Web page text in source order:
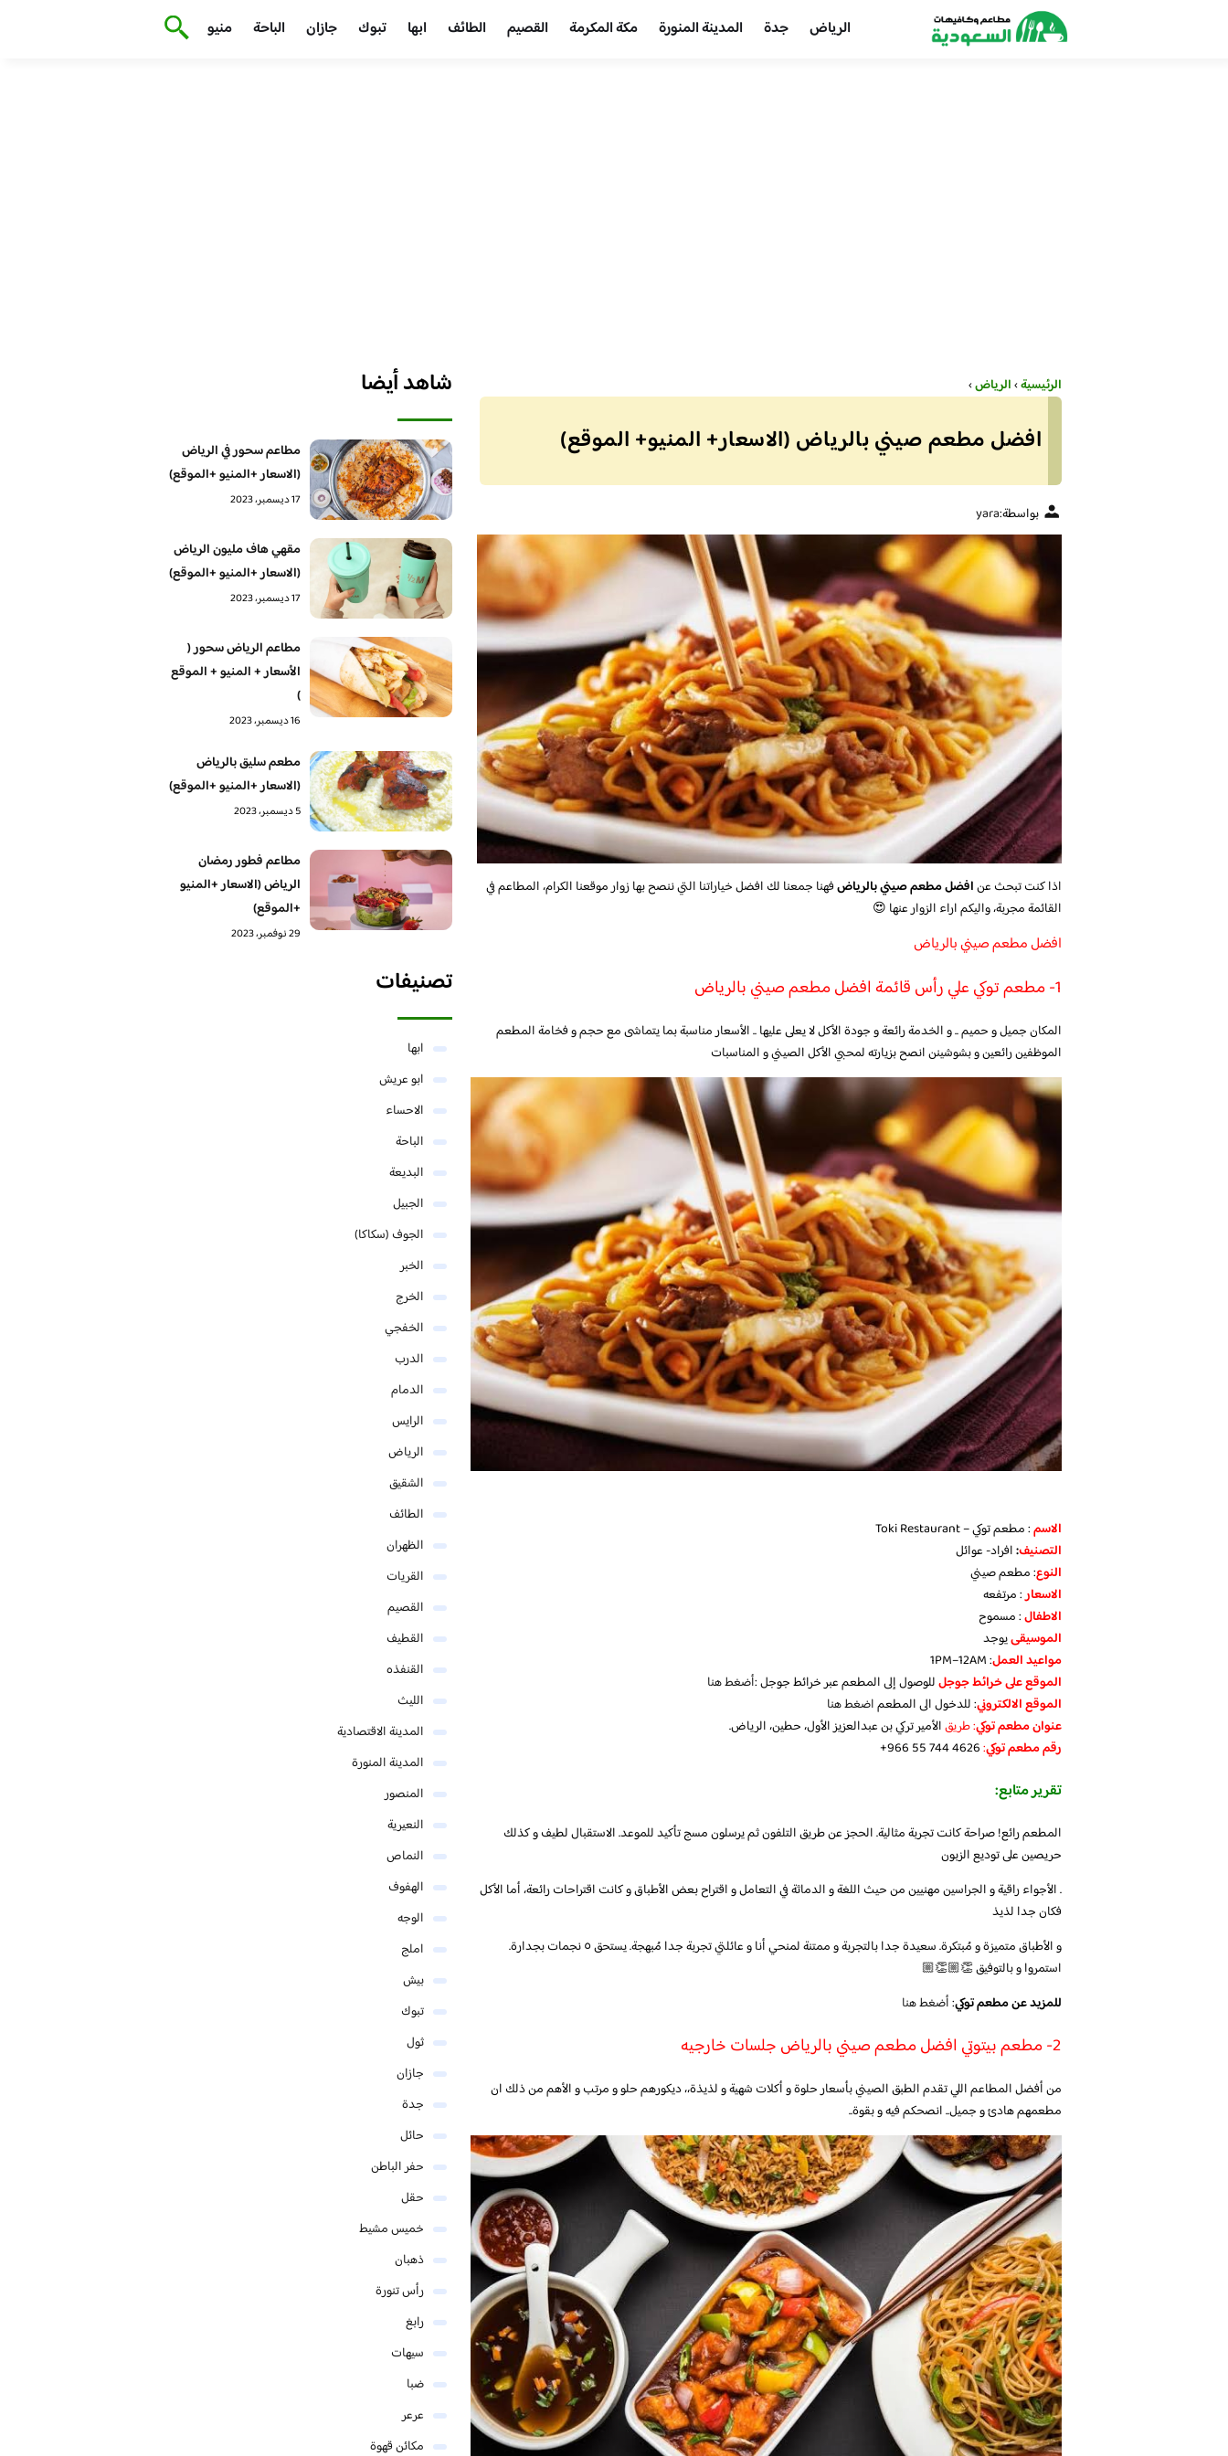
الرياض جدة المدينة المنورة مكة المكرمة القصيم الطائف ابها تبوك جازان الباحة منيو
الرئيسية›الرياض›
افضل مطعم صيني بالرياض (الاسعار+ المنيو+ الموقع)
بواسطة:yara
اذا كنت تبحث عنافضل مطعم صيني بالرياضفهنا جمعنا لك افضل خياراتنا التي ننصح بها زوار موقعنا الكرام، المطاعم في
القائمة مجربة، واليكم اراء الزوار عنها 😍
افضل مطعم صيني بالرياض
1- مطعم توكي علي رأس قائمة افضل مطعم صيني بالرياض
المكان جميل و حميم .. و الخدمة رائعة و جودة الأكل لا يعلى عليها .. الأسعار مناسبة بما يتماشى مع حجم و فخامة المطعم
الموظفين رائعين و بشوشينن انصح بزيارته لمحبي الأكل الصيني و المناسبات
الاسم: مطعم توكي – Toki Restaurant
التصنيف:افراد- عوائل
النوع: مطعم صيني
الاسعار: مرتفعه
الاطفال: مسموح
الموسيقىيوجد
مواعيد العمل: 1PM–12AM
الموقع على خرائط جوجلللوصول إلى المطعم عبر خرائط جوجل :أضغط هنا
الموقع الالكتروني: للدخول الى المطعماضغط هنا
عنوان مطعم توكي: طريقالأمير تركي بن عبدالعزيز الأول، حطين، الرياض.
رقم مطعم توكي:
تقرير متابع:
المطعم رائع! صراحة كانت تجربة مثالية. الحجز عن طريق التلفون ثم يرسلون مسج تأكيد للموعد. الاستقبال لطيف و كذلك
حريصين على توديع الزبون
. الأجواء راقية و الجراسين مهنيين من حيث اللغة و الدماثة في التعامل و اقتراح بعض الأطباق و كانت اقتراحات رائعة، أما الأكل
فكان جدا لذيذ
و الأطباق متميزة و مُبتكرة. سعيدة جدا بالتجربة و ممتنة لمنحي أنا و عائلتي تجربة جدا مُبهجة. يستحق ٥ نجمات بجدارة.
استمروا و بالتوفيق 👏🏼👏🏼
للمزيد عن مطعم توكي:أضغط هنا
2- مطعم بيتوتي افضل مطعم صيني بالرياض جلسات خارجيه
من أفضل المطاعم اللي تقدم الطبق الصيني بأسعار حلوة و أكلات شهية و لذيذة،، ديكورهم حلو و مرتب و الأهم من ذلك ان
مطعمهم هادئ و جميل.. انصحكم فيه و بقوة..
شاهد أيضا
مطاعم سحور في الرياض
(الاسعار +المنيو +الموقع)
17 ديسمبر، 2023
مقهي هاف مليون الرياض
(الاسعار +المنيو +الموقع)
17 ديسمبر، 2023
مطاعم الرياض سحور (
الأسعار + المنيو + الموقع
)
16 ديسمبر، 2023
مطعم سليق بالرياض
(الاسعار +المنيو +الموقع)
5 ديسمبر، 2023
مطاعم فطور رمضان
الرياض (الاسعار +المنيو
+الموقع)
29 نوفمبر، 2023
تصنيفات
ابها
ابو عريش
الاحساء
الباحة
البديعة
الجبيل
الجوف (سكاكا)
الخبر
الخرج
الخفجي
الدرب
الدمام
الرايس
الرياض
الشقيق
الطائف
الظهران
القريات
القصيم
القطيف
القنفذه
الليث
المدينة الاقتصادية
المدينة المنورة
المنصور
النعيرية
النماص
الهفوف
الوجه
املج
بيش
تبوك
ثول
جازان
جدة
حائل
حفر الباطن
حقل
خميس مشيط
ذهبان
رأس تنورة
رابغ
سيهات
ضبا
عرعر
مكائن قهوة